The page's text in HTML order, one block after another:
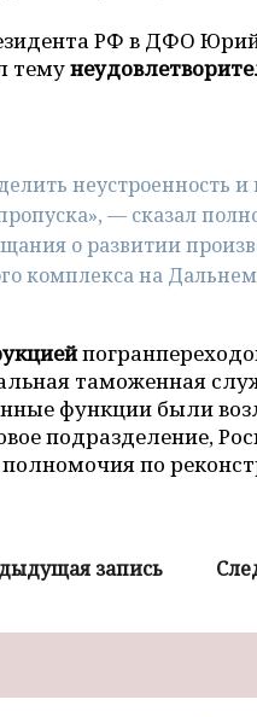
РФ в ДФО
тему
неустроенность
— сказал
о развитии
комплекса на Дальнем
таможенная
функции были
подразделение,
по
запись